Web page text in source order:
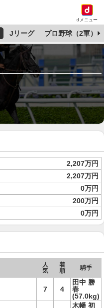
dメニュー
Jリーグ プロ野球（2軍）
2,207万円
2,207万円
0万円
200万円
0万円
人
気
着
順
騎手
7 4
田中 勝
春
(57.0kg)
木幡 初